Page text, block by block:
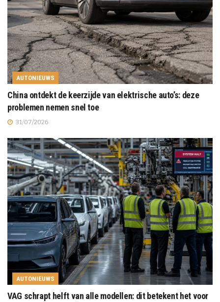
AUTONIEUWS
China ontdekt de keerzijde van elektrische auto’s: deze
problemen nemen snel toe
31/07/2026
AUTONIEUWS
VAG schrapt helft van alle modellen: dit betekent het voor